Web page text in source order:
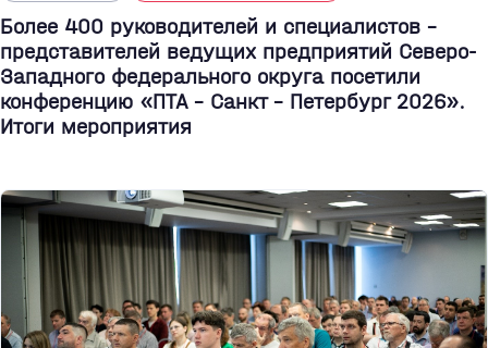
Более 400 руководителей и специалистов –
представителей ведущих предприятий Северо-
Западного федерального округа посетили
конференцию «ПТА – Санкт - Петербург 2026».
Итоги мероприятия